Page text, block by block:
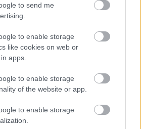
to send me
to enable storage
like cookies on web or
apps.
to enable storage
of the website or app.
to enable storage
χείρας τρίτων σε βάρος του
μελλοντικές απαιτήσεις
του τρίτου υπό την προϋπόθεση
αποκλειστικά σε χρέη που
το παρόν και γνωστοποιείται η
των μελλοντικών απαιτήσεων
που γεννώνται μετά την
ενώ ποσά απαιτήσεων που